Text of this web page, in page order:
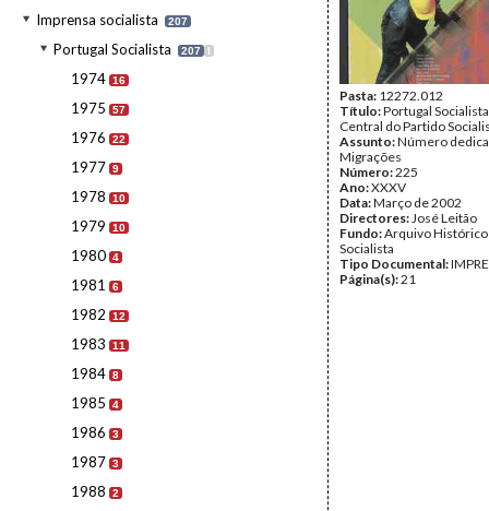
Imprensa socialista 207
Portugal Socialista 207 I
1974 16
1975 57
1976 22
1977 9
1978 10
1979 10
1980 4
1981 6
1982 12
1983 11
1984 8
1985 4
1986 3
1987 3
1988 2
Pasta: 12272.012
Título:Portugal
Central do Partido
Assunto:Número
Migrações
Número:225
Ano:XXXV
Data:Março de 2002
Directores:José Leitão
Fundo:Arquivo
Socialista
Tipo Documental:
Página(s):21